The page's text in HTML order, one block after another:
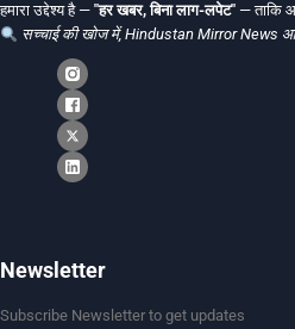
हमारा उद्देश्य है — "हर खबर, बिना लाग-लपेट" — ताकि
सच्चाई की खोज में, Hindustan Mirror News
Newsletter
Subscribe Newsletter to get updates